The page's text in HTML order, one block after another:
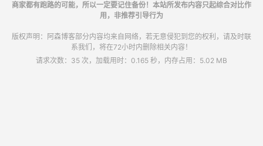
商家都有跑路的可能，所以一定要记住备份！本站所发布内容只起综合对比作
用，非推荐引导行为
版权声明：阿森博客部分内容均来自网络，若无意侵犯到您的权利，请及时联
系我们，将在72小时内删除相关内容！
请求次数：35 次，加载用时：0.165 秒，内存占用：5.02 MB